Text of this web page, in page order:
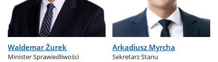
Waldemar Żurek
Minister Sprawiedliwości
Arkadiusz Myrcha
Sekretarz Stanu